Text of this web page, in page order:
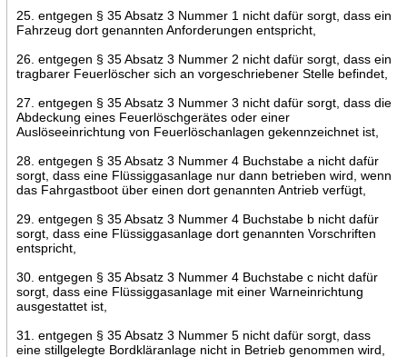
25. entgegen § 35 Absatz 3 Nummer 1 nicht dafür sorgt, dass ein
Fahrzeug dort genannten Anforderungen entspricht,
26. entgegen § 35 Absatz 3 Nummer 2 nicht dafür sorgt, dass ein
tragbarer Feuerlöscher sich an vorgeschriebener Stelle befindet,
27. entgegen § 35 Absatz 3 Nummer 3 nicht dafür sorgt, dass die
Abdeckung eines Feuerlöschgerätes oder einer
Auslöseeinrichtung von Feuerlöschanlagen gekennzeichnet ist,
28. entgegen § 35 Absatz 3 Nummer 4 Buchstabe a nicht dafür
sorgt, dass eine Flüssiggasanlage nur dann betrieben wird, wenn
das Fahrgastboot über einen dort genannten Antrieb verfügt,
29. entgegen § 35 Absatz 3 Nummer 4 Buchstabe b nicht dafür
sorgt, dass eine Flüssiggasanlage dort genannten Vorschriften
entspricht,
30. entgegen § 35 Absatz 3 Nummer 4 Buchstabe c nicht dafür
sorgt, dass eine Flüssiggasanlage mit einer Warneinrichtung
ausgestattet ist,
31. entgegen § 35 Absatz 3 Nummer 5 nicht dafür sorgt, dass
eine stillgelegte Bordkläranlage nicht in Betrieb genommen wird,